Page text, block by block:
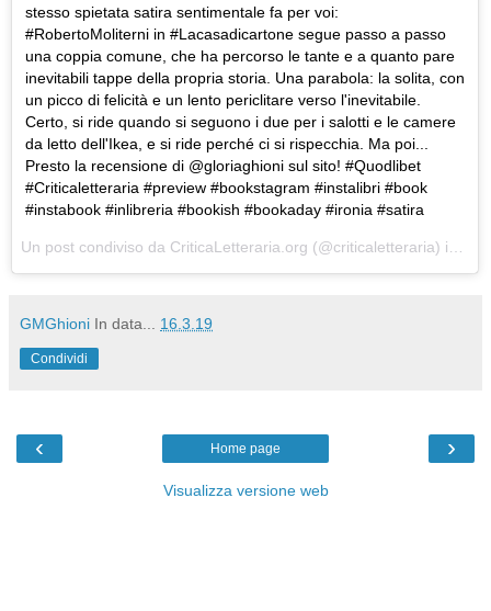
stesso spietata satira sentimentale fa per voi:
#RobertoMoliterni in #Lacasadicartone segue passo a passo
una coppia comune, che ha percorso le tante e a quanto pare
inevitabili tappe della propria storia. Una parabola: la solita, con
un picco di felicità e un lento periclitare verso l'inevitabile.
Certo, si ride quando si seguono i due per i salotti e le camere
da letto dell'Ikea, e si ride perché ci si rispecchia. Ma poi...
Presto la recensione di @gloriaghioni sul sito! #Quodlibet
#Criticaletteraria #preview #bookstagram #instalibri #book
#instabook #inlibreria #bookish #bookaday #ironia #satira
Un post condiviso da CriticaLetteraria.org (@criticaletteraria) in data:
GMGhioni In data... 16.3.19
Condividi
‹ ›
Home page
Visualizza versione web